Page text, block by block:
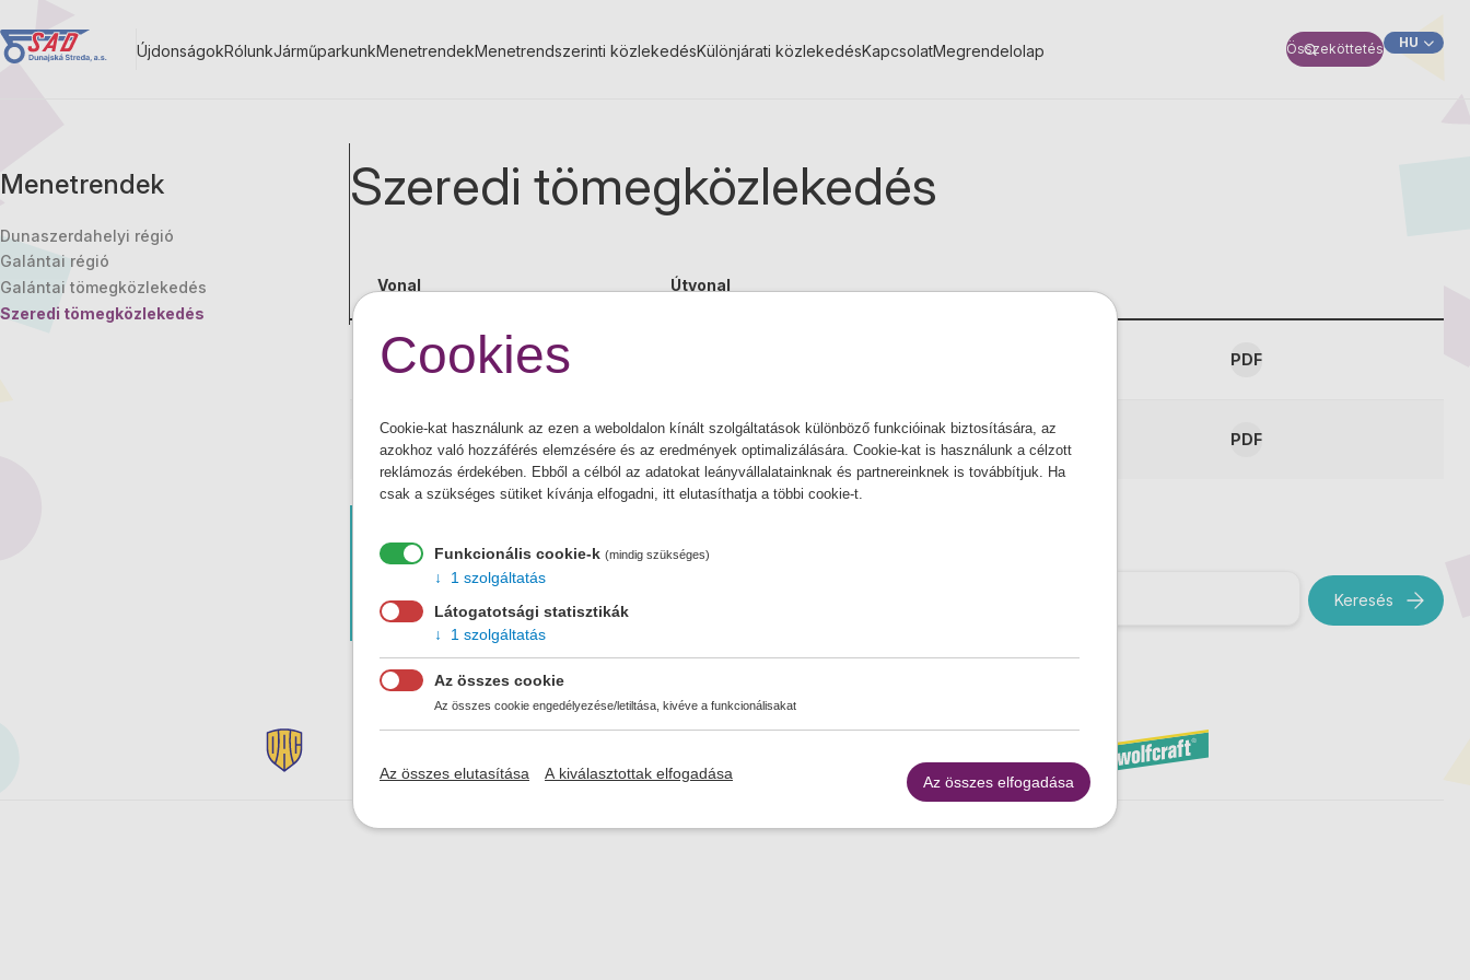
a
tartalomra
ÚjdonságokRólunkJárműparkunkMenetrendekMenetrendszerinti közlekedésKülönjárati közlekedésKapcsolatMegrendelolap Összeköttetés
HU
Szeredi tömegközlekedés
Vonal Útvonal
202 111 PDF
202 112 MHD Sereď linka č.2 PDF
Honnan
Menetrendek
Dunaszerdahelyi régió
Galántai régió
Galántai tömegközlekedés
Szeredi tömegközlekedés
Cookies
Cookie-kat használunk az ezen a weboldalon kínált szolgáltatások különböző funkcióinak biztosítására, az
azokhoz való hozzáférés elemzésére és az eredmények optimalizálására. Cookie-kat is használunk a célzott
reklámozás érdekében. Ebből a célból az adatokat leányvállalatainknak és partnereinknek is továbbítjuk. Ha
csak a szükséges sütiket kívánja elfogadni, itt elutasíthatja a többi cookie-t.
Funkcionális cookie-k (mindig szükséges)
1 szolgáltatás
Látogatotsági statisztikák
1 szolgáltatás
Az összes cookie
Az összes cookie engedélyezése/letiltása, kivéve a funkcionálisakat
Az összes elutasítása A kiválasztottak elfogadása Az összes elfogadása